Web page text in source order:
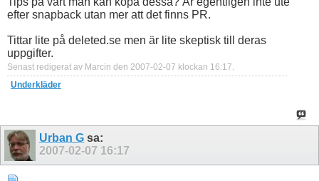
efter snapback utan mer att det finns PR.
Tittar lite på deleted.se men är lite skeptisk till deras
uppgifter.
Senast redigerat av Marcin den 2007-02-07 klockan 16:17
Underkläder
Urban G sa:
2007-02-07 16:17